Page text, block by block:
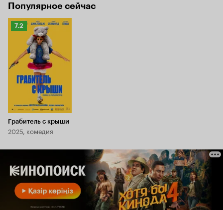
Популярное сейчас
Рейтинг
Кинопоиска
7.2
Грабитель с крыши
2025, комедия